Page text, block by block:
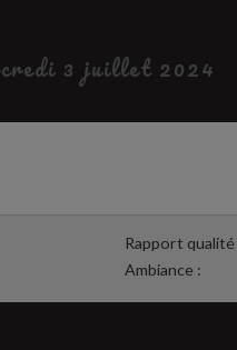
3 juillet 2024
Rapport qualité
Ambiance :